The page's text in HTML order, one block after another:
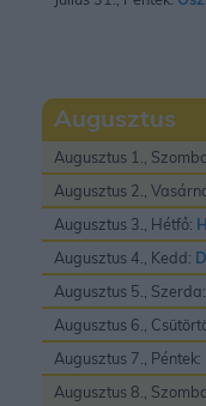
Augusztus
Augusztus 1.,
Augusztus 2.,
Augusztus 3., Hétfő:
Augusztus 4., Kedd:
Augusztus 5., Szerda:
Augusztus 6.,
Augusztus 7., Péntek:
Augusztus 8.,